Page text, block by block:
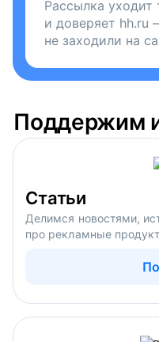
Рассылка
и доверяет hh.ru
не заходили на
Поддержим
Статьи
Делимся новостями,
про рекламные